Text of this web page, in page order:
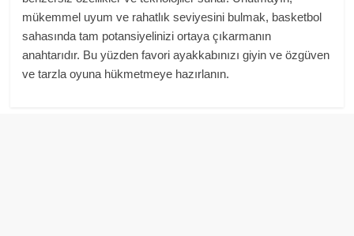
mükemmel uyum ve rahatlık seviyesini bulmak, basketbol
sahasında tam potansiyelinizi ortaya çıkarmanın
anahtarıdır. Bu yüzden favori ayakkabınızı giyin ve özgüven
ve tarzla oyuna hükmetmeye hazırlanın.